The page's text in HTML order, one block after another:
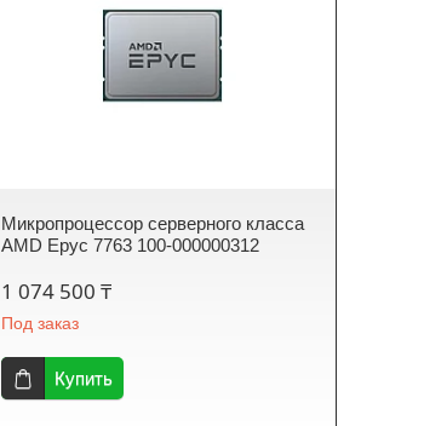
Микропроцессор серверного класса
AMD Epyc 7763 100-000000312
1 074 500 ₸
Под заказ
Купить